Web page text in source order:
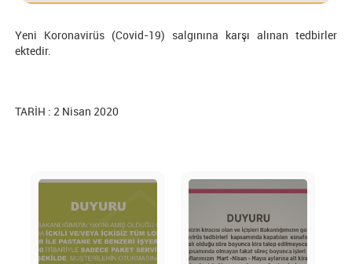
Yeni Koronavirüs (Covid-19) salgınına karşı alınan tedbirler
ektedir.
TARİH : 2 Nisan 2020